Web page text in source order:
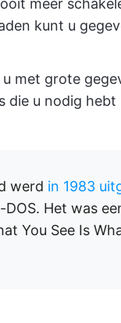
meer
kunt u
met grote
die u nodig
werd in 1983
Het was
You See Is